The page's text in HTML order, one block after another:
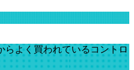
らよく買われているコントロ